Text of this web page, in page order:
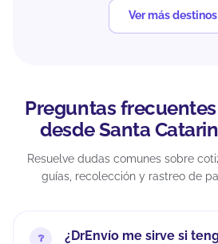
Ver más destinos
Preguntas
desde Santa
Resuelve dudas comunes sobre
guías, recolección y rastreo de
¿DrEnvío me sirve si